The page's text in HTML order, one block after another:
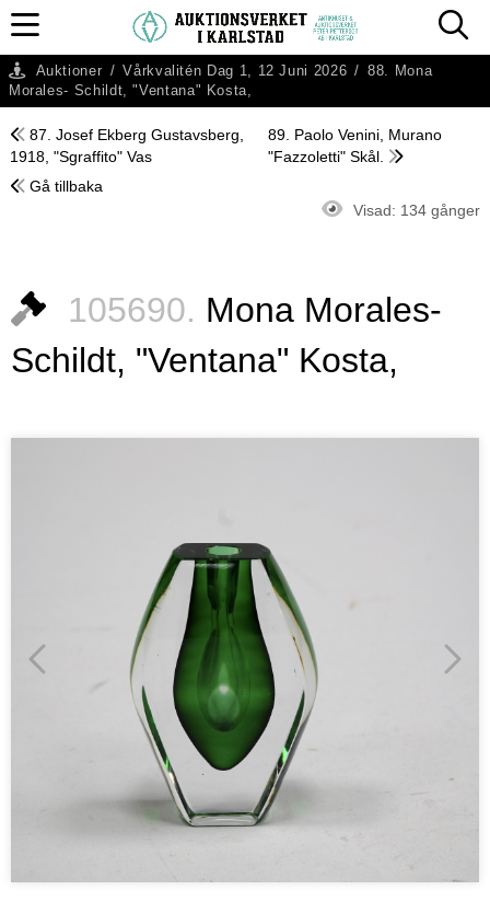
Auktioner / Vårkvalitén Dag 1, 12 Juni 2026 / 88. Mona
Morales- Schildt, "Ventana" Kosta,
87. Josef Ekberg Gustavsberg,
1918, "Sgraffito" Vas
89. Paolo Venini, Murano
"Fazzoletti" Skål.
Gå tillbaka
Visad: 134 gånger
105690. Mona Morales-
Schildt, "Ventana" Kosta,